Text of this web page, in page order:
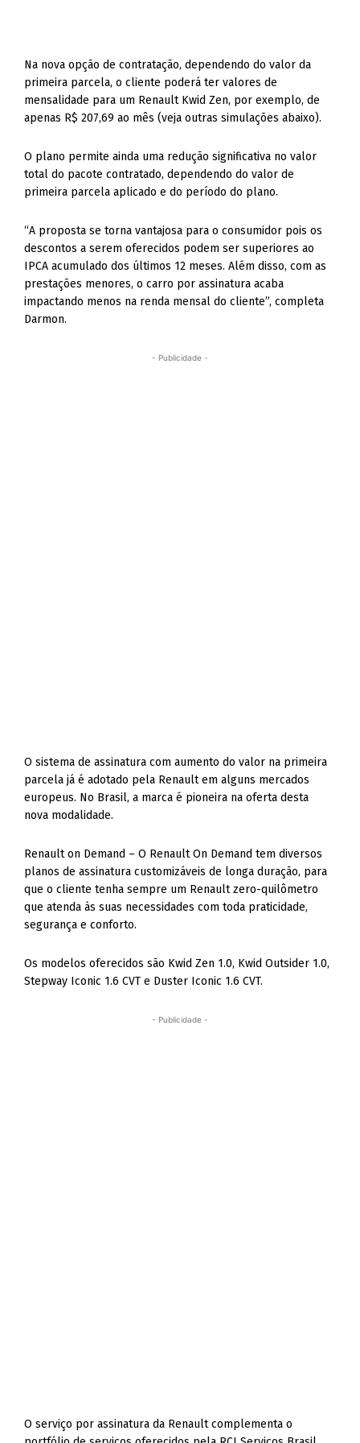
Na nova opção de contratação, dependendo do valor da
primeira parcela, o cliente poderá ter valores de
mensalidade para um Renault Kwid Zen, por exemplo, de
apenas R$ 207,69 ao mês (veja outras simulações abaixo).
O plano permite ainda uma redução significativa no valor
total do pacote contratado, dependendo do valor de
primeira parcela aplicado e do período do plano.
“A proposta se torna vantajosa para o consumidor pois os
descontos a serem oferecidos podem ser superiores ao
IPCA acumulado dos últimos 12 meses. Além disso, com as
prestações menores, o carro por assinatura acaba
impactando menos na renda mensal do cliente”, completa
Darmon.
- Publicidade -
O sistema de assinatura com aumento do valor na primeira
parcela já é adotado pela Renault em alguns mercados
europeus. No Brasil, a marca é pioneira na oferta desta
nova modalidade.
Renault on Demand – O Renault On Demand tem diversos
planos de assinatura customizáveis de longa duração, para
que o cliente tenha sempre um Renault zero-quilômetro
que atenda às suas necessidades com toda praticidade,
segurança e conforto.
Os modelos oferecidos são Kwid Zen 1.0, Kwid Outsider 1.0,
Stepway Iconic 1.6 CVT e Duster Iconic 1.6 CVT.
- Publicidade -
O serviço por assinatura da Renault complementa o